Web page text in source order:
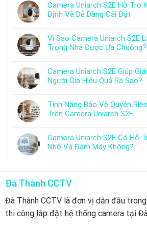
Camera Uniarch S2E Hỗ Trợ
Định Và Dễ Dàng Cài Đặt
Vì Sao Camera Uniarch S2E
Trong Nhà Được Ưa Chuộng?
Camera Uniarch S2E Giúp
Người Già Hiệu Quả Ra Sao?
Tính Năng Bảo Vệ Quyền
Trên Camera Uniarch S2E
Camera Uniarch S2E Có Hỗ
Nhớ Và Đám Mây Không?
Đà Thành CCTV
Đà Thành CCTV là đơn vị dẫn đầu
thi công lắp đặt hệ thống camera tại